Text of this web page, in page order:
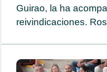
Guirao, la ha
reivindicaciones.